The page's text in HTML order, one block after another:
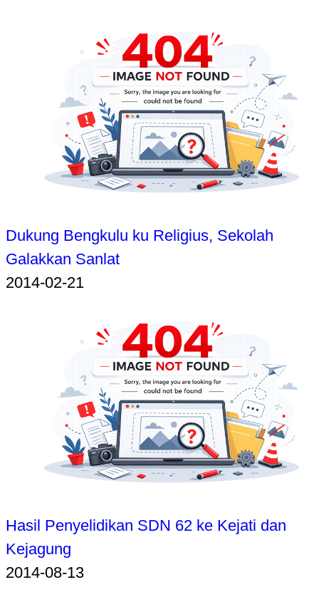
Dukung Bengkulu ku Religius, Sekolah
Galakkan Sanlat
2014-02-21
Hasil Penyelidikan SDN 62 ke Kejati dan
Kejagung
2014-08-13